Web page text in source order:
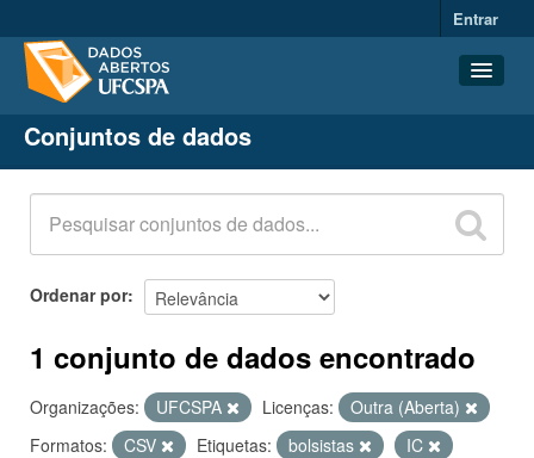
Entrar
Conjuntos de dados
Organizações
Grupos
Sobre
Conjuntos de dados
Ordenar por
1 conjunto de dados encontrado
Organizações: UFCSPA Licenças:
Outra (Aberta)
Formatos:
CSV Etiquetas: bolsistas
IC